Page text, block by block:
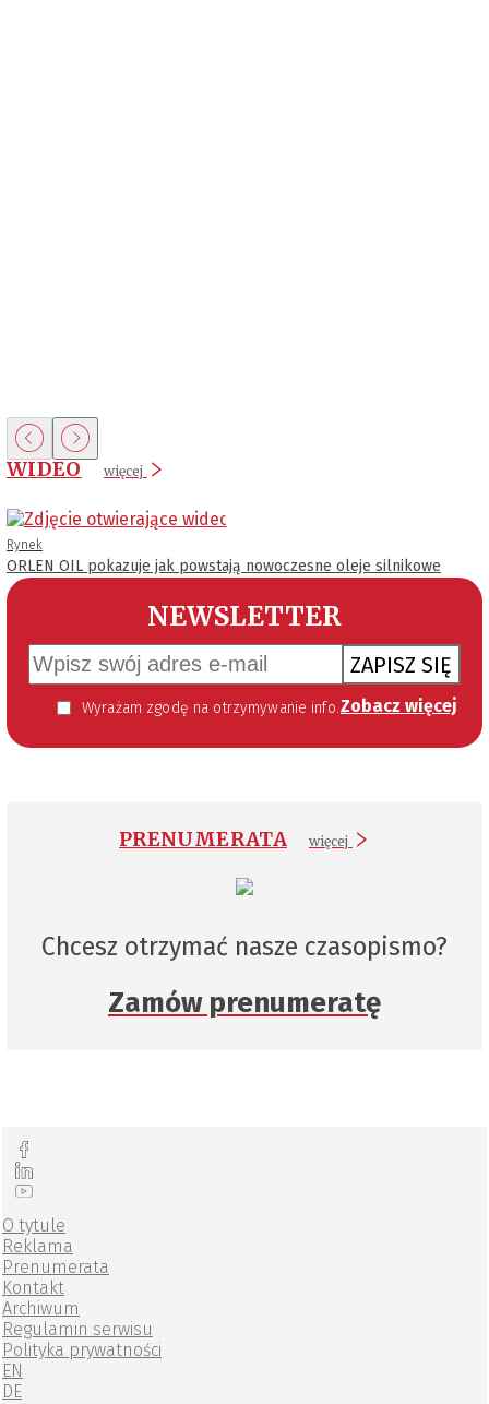
WIDEO więcej
Rynek
ORLEN OIL pokazuje jak powstają nowoczesne oleje silnikowe
NEWSLETTER
ZAPISZ SIĘ
Wyrażam zgodę na otrzymywanie informacji handlowej kierowanej do mnie za pomocą środków komunikacji elektronicznej w szczególności poczty elektronicznej zgodnie z przepisem art. 10 ust 2 ustawy z dnia 18 lipca 2002 roku o świadczeniu usług drogą elektroniczną (Dz. U. 144 z 2002 r. poz. 1204). Zgoda jest dobrowolna, jednak jej wyrażenie jest konieczne, aby otrzymywać newsletter. Zobacz więcej
PRENUMERATA więcej
Chcesz otrzymać nasze czasopismo?
Zamów prenumeratę
O tytule
Reklama
Prenumerata
Kontakt
Archiwum
Regulamin serwisu
Polityka prywatności
EN
DE